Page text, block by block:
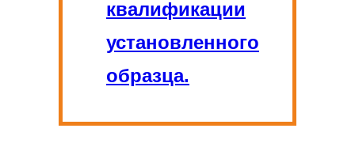
квалификации
установленного
образца.